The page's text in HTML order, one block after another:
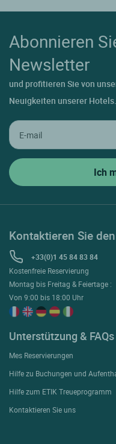
Abonnieren
Newsletter
und profitieren Sie von
Neuigkeiten unserer Hotels.
Kontaktieren Sie
+33(0)1 45 84 83 84
Kostenfreie Reservierung
Montag bis Freitag & Feiertage :
Von 9:00 bis 18:00 Uhr
Unterstützung & FAQs
Mes Reservierungen
Hilfe zu Buchungen und
Hilfe zum ETIK Treueprogramm
Kontaktieren Sie uns